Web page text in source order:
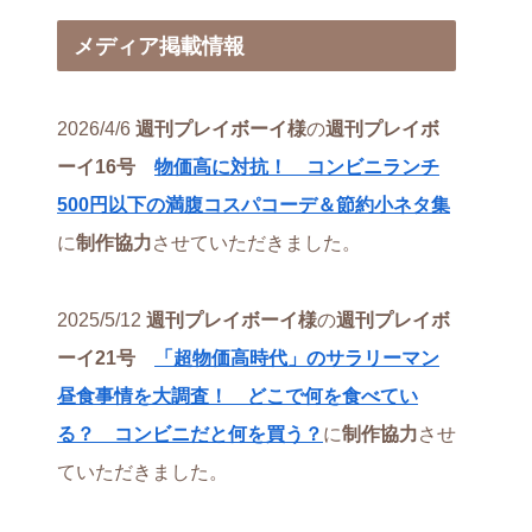
メディア掲載情報
2026/4/6 週刊プレイボーイ様の週刊プレイボ
ーイ16号 物価高に対抗！ コンビニランチ
500円以下の満腹コスパコーデ＆節約小ネタ集
に制作協力させていただきました。
2025/5/12 週刊プレイボーイ様の週刊プレイボ
ーイ21号
「超物価高時代」のサラリーマン
昼食事情を大調査！ どこで何を食べてい
る？ コンビニだと何を買う？ に制作協力させ
ていただきました。